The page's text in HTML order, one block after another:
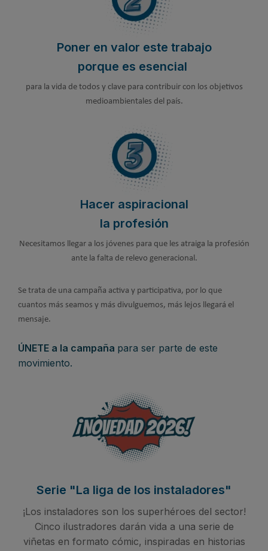
Poner en valor este trabajo
porque es esencial
para la vida de todos y clave para contribuir con los objetivos
medioambientales del país.
Hacer aspiracional
la profesión
Necesitamos llegar a los jóvenes para que les atraiga la profesión
ante la falta de relevo generacional.
Se trata de una campaña activa y participativa, por lo que
cuantos más seamos y más divulguemos, más lejos llegará el
mensaje.
ÚNETE a la campaña para ser parte de este
movimiento.
Serie "La liga de los instaladores"
¡Los instaladores son los superhéroes del sector!
Cinco ilustradores darán vida a una serie de
viñetas en formato cómic, inspiradas en historias